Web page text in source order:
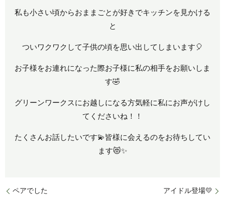
私も小さい頃からおままごとが好きでキッチンを見かける
と
ついワクワクして子供の頃を思い出してしまいます🎈
お子様をお連れになった際お子様に私の相手をお願いしま
す🤣
グリーンワークスにお越しになる方気軽に私にお声がけし
てくださいね！！
たくさんお話したいです💫皆様に会えるのをお待ちしてい
ます😻✨
ペアでした アイドル登場💛